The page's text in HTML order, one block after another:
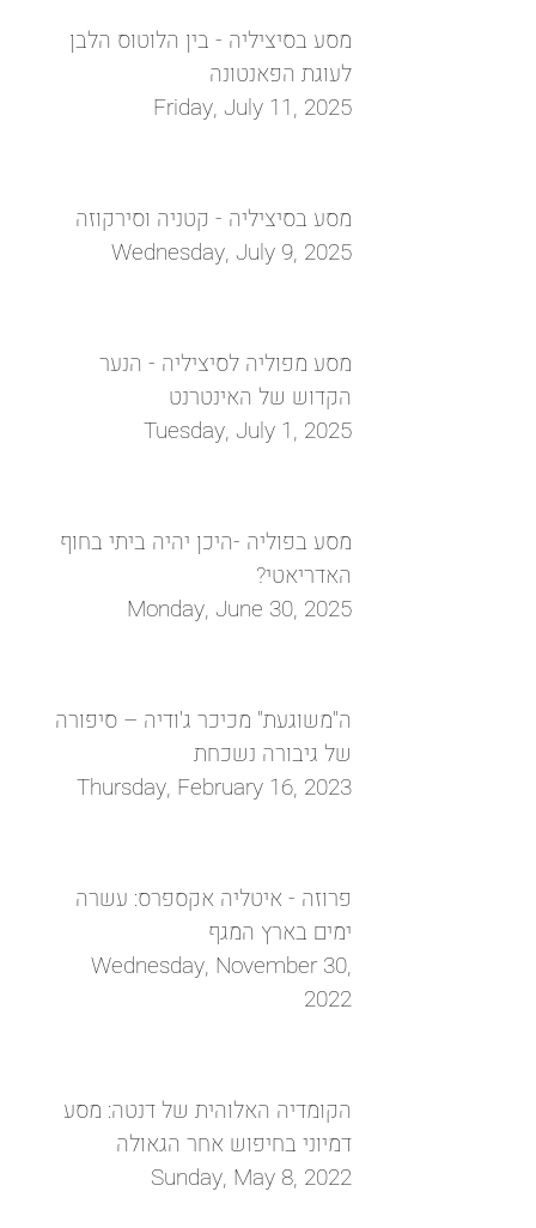
מסע בסיציליה - בין הלוטוס הלבן
לעוגת הפאנטונה
Friday, July 11, 2025
מסע בסיציליה - קטניה וסירקוזה
Wednesday, July 9, 2025
מסע מפוליה לסיציליה - הנער
הקדוש של האינטרנט
Tuesday, July 1, 2025
מסע בפוליה -היכן יהיה ביתי בחוף
האדריאטי?
Monday, June 30, 2025
ה"משוגעת" מכיכר ג'ודיה – סיפורה
של גיבורה נשכחת
Thursday, February 16, 2023
פרוזה - איטליה אקספרס: עשרה
ימים בארץ המגף
Wednesday, November 30,
2022
הקומדיה האלוהית של דנטה: מסע
דמיוני בחיפוש אחר הגאולה
Sunday, May 8, 2022